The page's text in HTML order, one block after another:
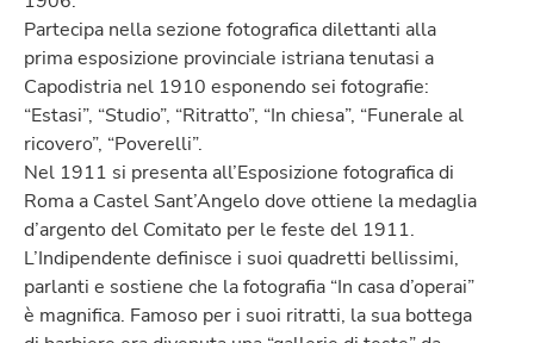
Partecipa nella sezione fotografica dilettanti alla
prima esposizione provinciale istriana tenutasi a
Capodistria nel 1910 esponendo sei fotografie:
“Estasi”, “Studio”, “Ritratto”, “In chiesa”, “Funerale al
ricovero”, “Poverelli”.
Nel 1911 si presenta all’Esposizione fotografica di
Roma a Castel Sant’Angelo dove ottiene la medaglia
d’argento del Comitato per le feste del 1911.
L’Indipendente definisce i suoi quadretti bellissimi,
parlanti e sostiene che la fotografia “In casa d’operai”
è magnifica. Famoso per i suoi ritratti, la sua bottega